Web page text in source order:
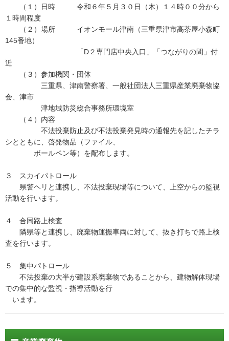
（１）日時 令和６年５月３０日（木）１４時００分から
１時間程度
（２）場所 イオンモール津南（三重県津市高茶屋小森町
145番地）
「D２専門店中央入口」「つながりの間」付
近
（３）参加機関・団体
三重県、津南警察署、一般社団法人三重県産業廃棄物協
会、津市
津地域防災総合事務所環境室
（４）内容
不法投棄防止及び不法投棄発見時の通報先を記したチラ
シとともに、啓発物品（ファイル、
ボールペン等）を配布します。
３ スカイパトロール
県警ヘリと連携し、不法投棄現場等について、上空からの監視
活動を行います。
４ 合同路上検査
隣県等と連携し、廃棄物運搬車両に対して、抜き打ちで路上検
査を行います。
５ 集中パトロール
不法投棄の大半が建設系廃棄物であることから、建物解体現場
での集中的な監視・指導活動を行
います。